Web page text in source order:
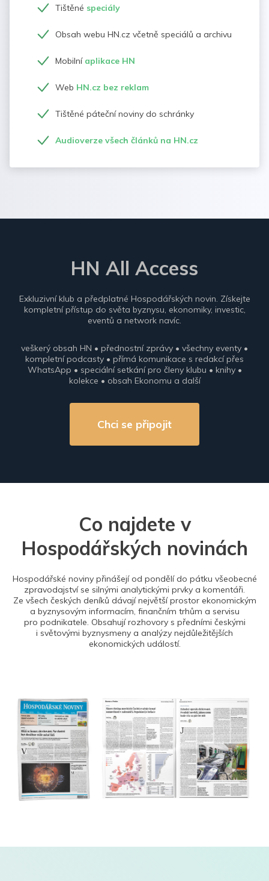
Tištěné speciály
Obsah webu HN.cz včetně speciálů a archivu
Mobilní aplikace HN
Web HN.cz bez reklam
Tištěné páteční noviny do schránky
Audioverze všech článků na HN.cz
HN All Access
Exkluzivní klub a předplatné Hospodářských novin. Získejte
kompletní přístup do světa byznysu, ekonomiky, investic,
eventů a network navíc.
veškerý obsah HN • přednostní zprávy • všechny eventy •
kompletní podcasty • přímá komunikace s redakcí přes
WhatsApp • speciální setkání pro členy klubu • knihy •
kolekce • obsah Ekonomu a další
Chci se připojit
Co najdete v
Hospodářských novinách
Hospodářské noviny přinášejí od pondělí do pátku všeobecné
zpravodajství se silnými analytickými prvky a komentáři.
Ze všech českých deníků dávají největší prostor ekonomickým
a byznysovým informacím, finančním trhům a servisu
pro podnikatele. Obsahují rozhovory s předními českými
i světovými byznysmeny a analýzy nejdůležitějších
ekonomických událostí.